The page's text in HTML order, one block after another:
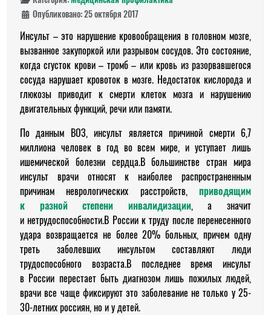
Опубликовано: 25 октября 2017
Инсульт – это нарушение кровообращения в головном мозге,
вызванное закупоркой или разрывом сосудов. Это состояние,
когда сгусток крови – тромб – или кровь из разорвавшегося
сосуда нарушает кровоток в мозге. Недостаток кислорода и
глюкозы приводит к смерти клеток мозга и нарушению
двигательных функций, речи или памяти.
По данным ВОЗ, инсульт является причиной смерти 6,7
миллиона человек в год во всем мире, и уступает лишь
ишемической болезни сердца.В большинстве стран мира
инсульт врачи относят к наиболее распространенным
причинам неврологических расстройств, приводящим
к разной степени инвалидизации, а значит
и нетрудоспособности.В России к труду после перенесенного
удара возвращается не более 20% больных, причем одну
треть заболевших инсультом составляют люди
трудоспособного возраста.В последнее время инсульт
в России перестает быть диагнозом лишь пожилых людей,
врачи все чаще фиксируют это заболевание не только у 25-
30-летних россиян, но и у детей.